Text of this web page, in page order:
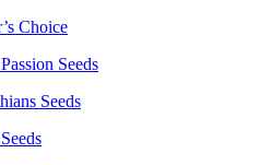
Choice
Seeds
Seeds